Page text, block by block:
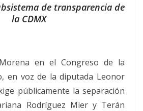
de transparencia de
la CDMX
en el Congreso de la
en voz de la diputada Leonor
públicamente la separación
Rodríguez Mier y Terán